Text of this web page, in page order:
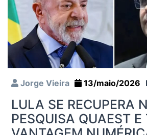
Jorge Vieira 13/maio/2026
LULA SE RECUPERA
PESQUISA QUAEST E